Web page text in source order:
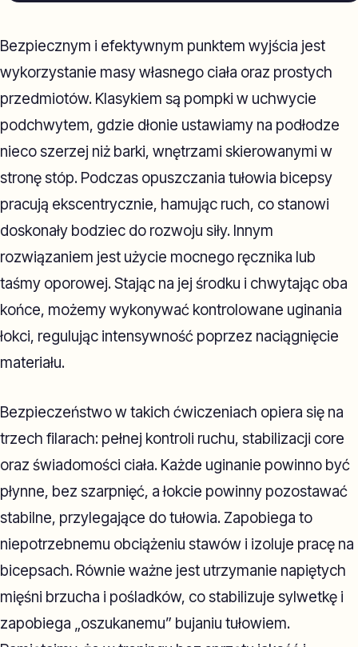
Bezpiecznym i efektywnym punktem wyjścia jest
wykorzystanie masy własnego ciała oraz prostych
przedmiotów. Klasykiem są pompki w uchwycie
podchwytem, gdzie dłonie ustawiamy na podłodze
nieco szerzej niż barki, wnętrzami skierowanymi w
stronę stóp. Podczas opuszczania tułowia bicepsy
pracują ekscentrycznie, hamując ruch, co stanowi
doskonały bodziec do rozwoju siły. Innym
rozwiązaniem jest użycie mocnego ręcznika lub
taśmy oporowej. Stając na jej środku i chwytając oba
końce, możemy wykonywać kontrolowane uginania
łokci, regulując intensywność poprzez naciągnięcie
materiału.
Bezpieczeństwo w takich ćwiczeniach opiera się na
trzech filarach: pełnej kontroli ruchu, stabilizacji core
oraz świadomości ciała. Każde uginanie powinno być
płynne, bez szarpnięć, a łokcie powinny pozostawać
stabilne, przylegające do tułowia. Zapobiega to
niepotrzebnemu obciążeniu stawów i izoluje pracę na
bicepsach. Równie ważne jest utrzymanie napiętych
mięśni brzucha i pośladków, co stabilizuje sylwetkę i
zapobiega „oszukanemu” bujaniu tułowiem.